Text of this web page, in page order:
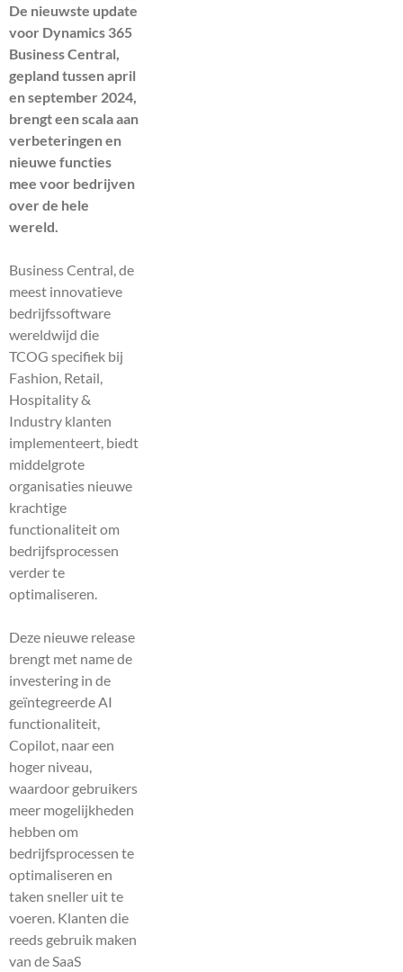
De nieuwste update
voor Dynamics 365
Business Central,
gepland tussen april
en september 2024,
brengt een scala aan
verbeteringen en
nieuwe functies
mee voor bedrijven
over de hele
wereld.
Business Central, de
meest innovatieve
bedrijfssoftware
wereldwijd die
TCOG specifiek bij
Fashion, Retail,
Hospitality &
Industry klanten
implementeert, biedt
middelgrote
organisaties nieuwe
krachtige
functionaliteit om
bedrijfsprocessen
verder te
optimaliseren.
Deze nieuwe release
brengt met name de
investering in de
geïntegreerde AI
functionaliteit,
Copilot, naar een
hoger niveau,
waardoor gebruikers
meer mogelijkheden
hebben om
bedrijfsprocessen te
optimaliseren en
taken sneller uit te
voeren. Klanten die
reeds gebruik maken
van de SaaS